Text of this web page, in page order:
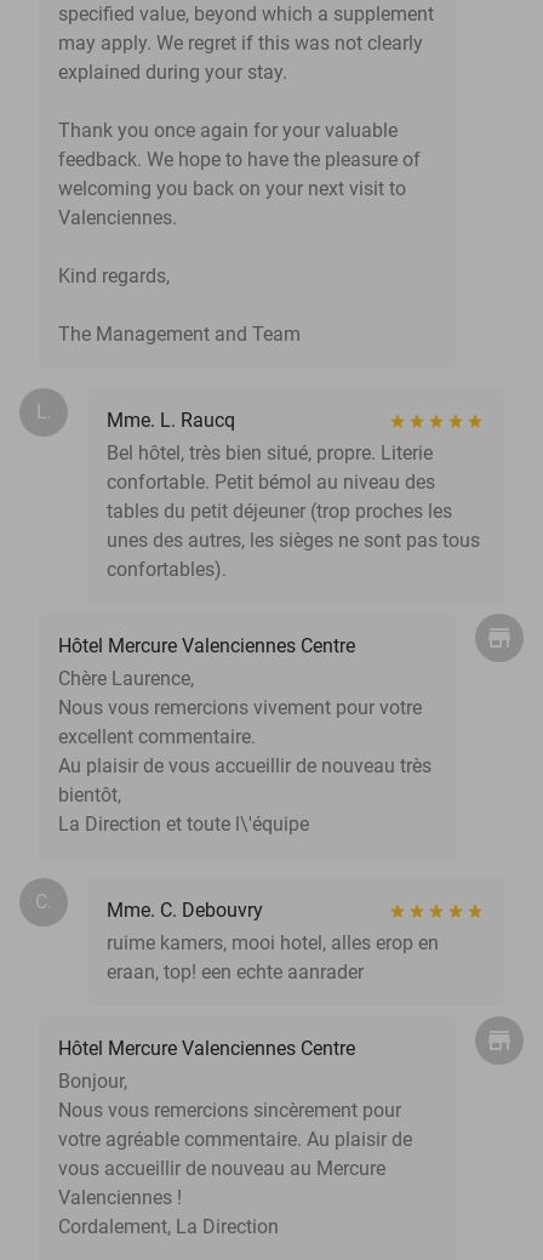
specified value, beyond which a supplement
may apply. We regret if this was not clearly
explained during your stay.
Thank you once again for your valuable
feedback. We hope to have the pleasure of
welcoming you back on your next visit to
Valenciennes.
Kind regards,
The Management and Team
L.
Mme. L. Raucq
Bel hôtel, très bien situé, propre. Literie
confortable. Petit bémol au niveau des
tables du petit déjeuner (trop proches les
unes des autres, les sièges ne sont pas tous
confortables).
Hôtel Mercure Valenciennes Centre
Chère Laurence,
Nous vous remercions vivement pour votre
excellent commentaire.
Au plaisir de vous accueillir de nouveau très
bientôt,
La Direction et toute l\'équipe
C.
Mme. C. Debouvry
ruime kamers, mooi hotel, alles erop en
eraan, top! een echte aanrader
Hôtel Mercure Valenciennes Centre
Bonjour,
Nous vous remercions sincèrement pour
votre agréable commentaire. Au plaisir de
vous accueillir de nouveau au Mercure
Valenciennes !
Cordalement, La Direction